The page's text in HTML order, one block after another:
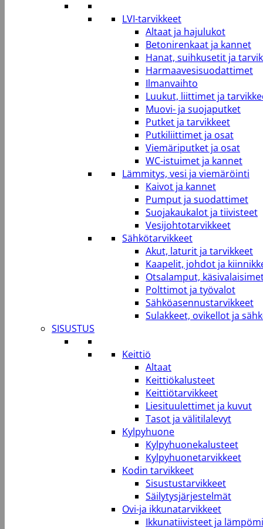
LVI-tarvikkeet
Altaat ja hajulukot
Betonirenkaat ja kannet
Hanat, suihkusetit ja
Harmaavesisuodattimet
Ilmanvaihto
Luukut, liittimet ja
Muovi- ja suojaputket
Putket ja tarvikkeet
Putkiliittimet ja osat
Viemäriputket ja osat
WC-istuimet ja kannet
Lämmitys, vesi ja viemäröinti
Kaivot ja kannet
Pumput ja suodattimet
Suojakaukalot ja tiivisteet
Vesijohtotarvikkeet
Sähkötarvikkeet
Akut, laturit ja tarvikkeet
Kaapelit, johdot ja
Otsalamput,
Polttimot ja työvalot
Sähköasennustarvikkeet
Sulakkeet, ovikellot ja
SISUSTUS
Keittiö
Altaat
Keittiökalusteet
Keittiötarvikkeet
Liesituulettimet ja kuvut
Tasot ja välitilalevyt
Kylpyhuone
Kylpyhuonekalusteet
Kylpyhuonetarvikkeet
Kodin tarvikkeet
Sisustustarvikkeet
Säilytysjärjestelmät
Ovi-ja ikkunatarvikkeet
Ikkunatiivisteet ja